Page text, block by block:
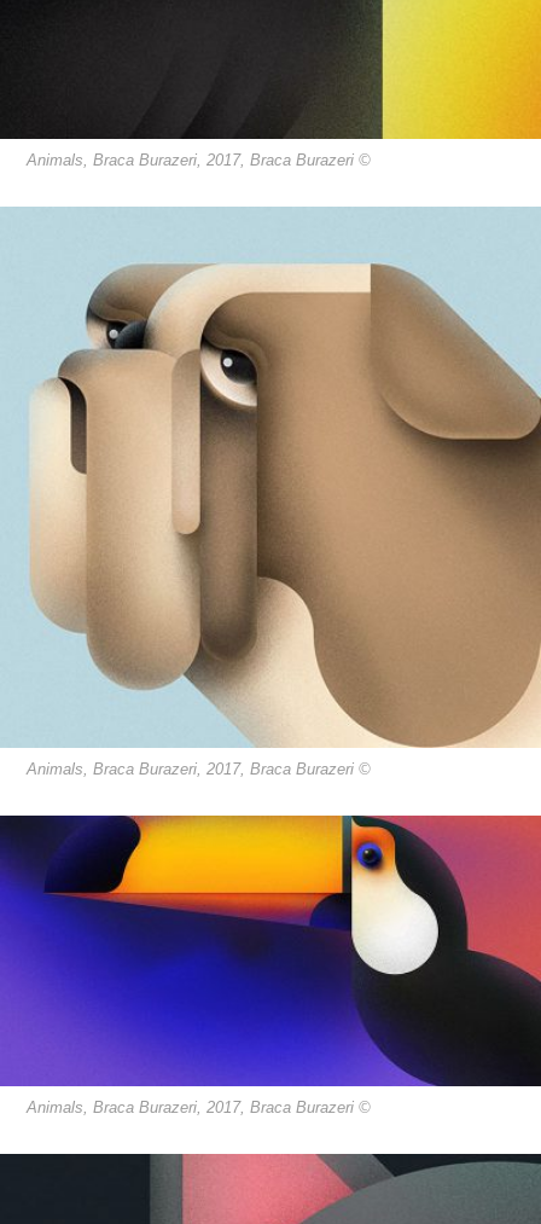
Animals, Braca Burazeri, 2017, Braca Burazeri ©
Animals, Braca Burazeri, 2017, Braca Burazeri ©
Animals, Braca Burazeri, 2017, Braca Burazeri ©